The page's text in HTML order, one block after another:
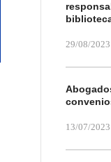
29/08/2023
13/07/2023